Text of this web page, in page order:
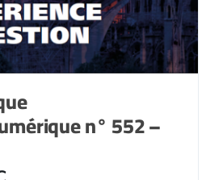
n° 552 –